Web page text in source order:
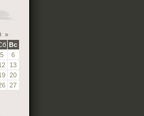
»
Вс
5
6
13
20
27